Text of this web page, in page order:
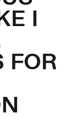
I
FOR